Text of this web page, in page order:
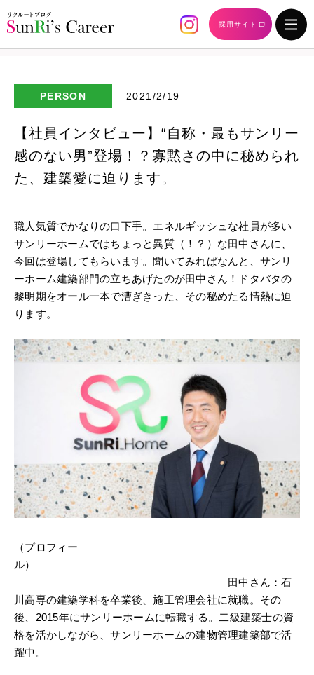
採用サイト
PERSON 2021/2/19
【社員インタビュー】“自称・最もサンリー
感のない男”登場！？寡黙さの中に秘められ
た、建築愛に迫ります。
職人気質でかなりの口下手。エネルギッシュな社員が多い
サンリーホームではちょっと異質（！？）な田中さんに、
今回は登場してもらいます。聞いてみればなんと、サンリ
ーホーム建築部門の立ちあげたのが田中さん！ドタバタの
黎明期をオール一本で漕ぎきった、その秘めたる情熱に迫
ります。
（プロフィー
ル）
田中さん：石
川高専の建築学科を卒業後、施工管理会社に就職。その
後、2015年にサンリーホームに転職する。二級建築士の資
格を活かしながら、サンリーホームの建物管理建築部で活
躍中。